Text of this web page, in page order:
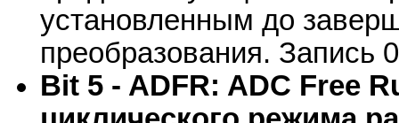
установленным до
преобразования. Запись
Bit 5 - ADFR: ADC Free